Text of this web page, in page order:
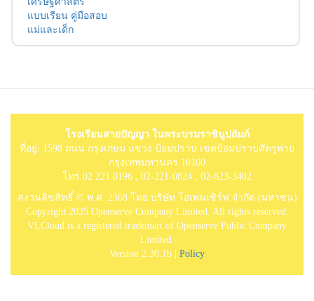
แบบเรียน คู่มือสอบ
แม่และเด็ก
โรงเรียนสายปัญญา ในพระบรมราชินูปถัมภ์
ที่อยู่: 1598 ถนน กรุงเกษม แขวง ป้อมปราบ เขตป้อมปราบศัตรูพ่าย
กรุงเทพมหานคร 10100
โทร.02 221 0196 , 02-221-0824 , 02-623-3402
สงวนลิขสิทธิ์ © พ.ศ. 2568 โดย บริษัท โอเพ่นเซิร์ฟ จำกัด (มหาชน)
Copyright 2025 Openserve Company Limited. All rights reserved.
VLCloud is a registered trademart of Openserve Public Company
Limited.
Version 2.30.1b | Policy